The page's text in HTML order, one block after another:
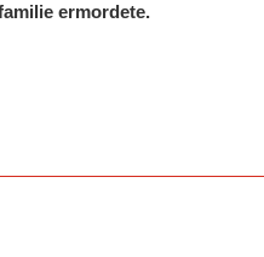
ermordete.